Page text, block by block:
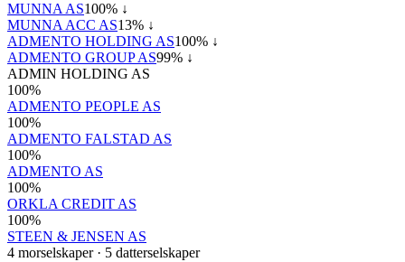
MUNNA AS100% ↓
MUNNA ACC AS13% ↓
ADMENTO HOLDING AS100% ↓
ADMENTO GROUP AS99% ↓
ADMIN HOLDING AS
100%
ADMENTO PEOPLE AS
100%
ADMENTO FALSTAD AS
100%
ADMENTO AS
100%
ORKLA CREDIT AS
100%
STEEN & JENSEN AS
4 morselskaper· 5 datterselskaper